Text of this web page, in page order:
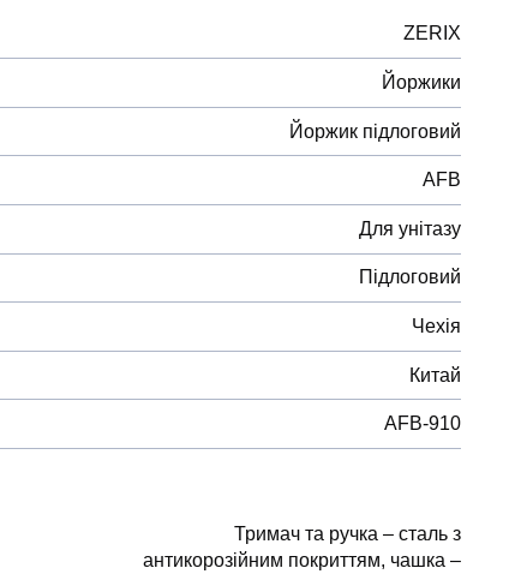
ZERIX
Йоржики
Йоржик підлоговий
AFB
Для унітазу
Підлоговий
Чехія
Китай
AFB-910
Тримач та ручка – сталь з
антикорозійним покриттям, чашка –